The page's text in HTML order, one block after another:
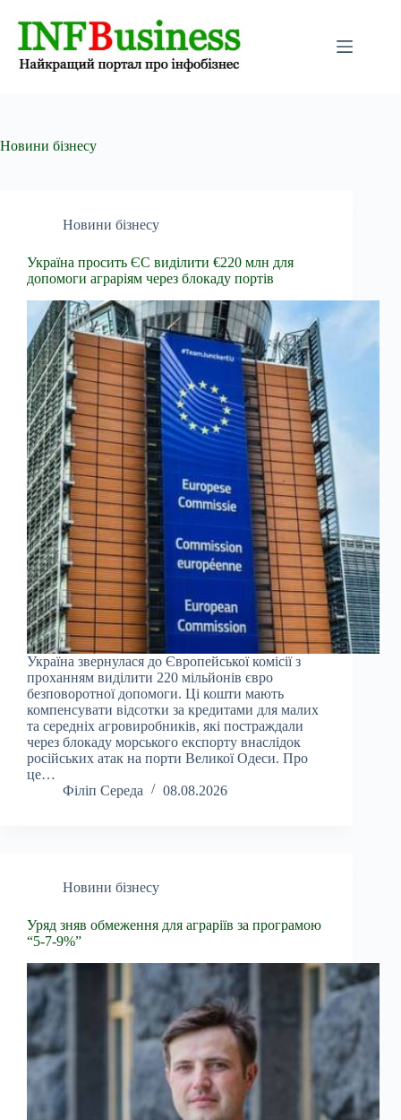
Новини бізнесу
Новини бізнесу
Україна просить ЄС виділити €220 млн для
допомоги аграріям через блокаду портів
Україна звернулася до Європейської комісії з
проханням виділити 220 мільйонів євро
безповоротної допомоги. Ці кошти мають
компенсувати відсотки за кредитами для малих
та середніх агровиробників, які постраждали
через блокаду морського експорту внаслідок
російських атак на порти Великої Одеси. Про
це…
Філіп Середа
08.08.2026
Новини бізнесу
Уряд зняв обмеження для аграріїв за програмою
“5-7-9%”